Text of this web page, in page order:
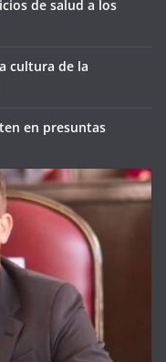
de salud a los
cultura de la
en presuntas